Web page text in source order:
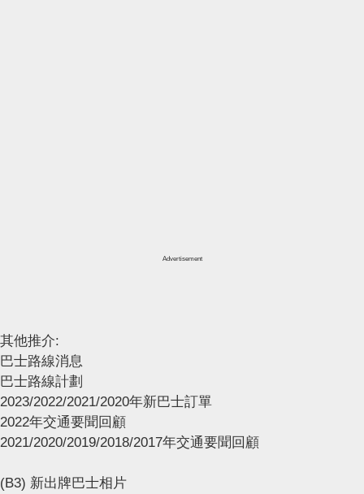
Advertisement
其他推介:
巴士路線消息
巴士路線計劃
2023/2022/2021/2020年新巴士訂單
2022年交通要聞回顧
2021/2020/2019/2018/2017年交通要聞回顧
(B3) 新出牌巴士相片